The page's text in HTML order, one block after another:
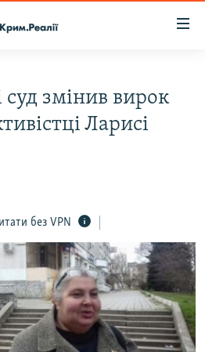
змінив вирок
Ларисі
без VPN